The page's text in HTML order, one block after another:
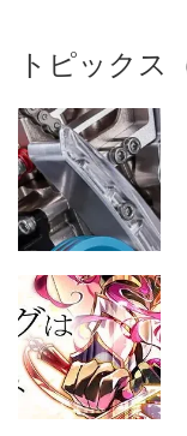
トピックス